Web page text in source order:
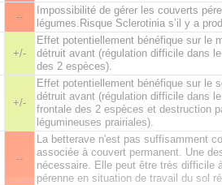
--
Impossibilité de gérer les couverts
légumes.Risque Sclerotinia s’il y a
+/-
Effet potentiellement bénéfique sur le
détruit avant (régulation difficile dans
des 2 espèces).
+/-
Effet potentiellement bénéfique sur le
détruit avant (régulation difficile dans
frontale des 2 espèces et destruction
légumineuses prairiales).
--
La betterave n'est pas suffisamment
associée à couvert permanent. Une
nécessaire. Elle peut être très difficile
pérenne en situation de travail du sol